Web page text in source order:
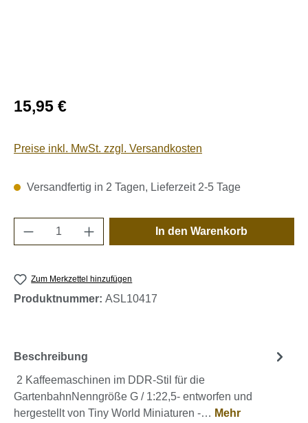
Regulärer Preis:
15,95 €
Preise inkl. MwSt. zzgl. Versandkosten
Versandfertig in 2 Tagen, Lieferzeit 2-5 Tage
Produkt Anzahl: Gib den gewünschten
In den Warenkorb
Zum Merkzettel hinzufügen
Produktnummer: ASL10417
Beschreibung
2 Kaffeemaschinen im DDR-Stil für die
GartenbahnNenngröße G / 1:22,5- entworfen und
hergestellt von Tiny World Miniaturen -… Mehr